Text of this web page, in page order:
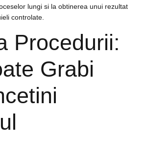
lungi si la obtinerea unui rezultat
controlate.
Procedurii:
Grabi